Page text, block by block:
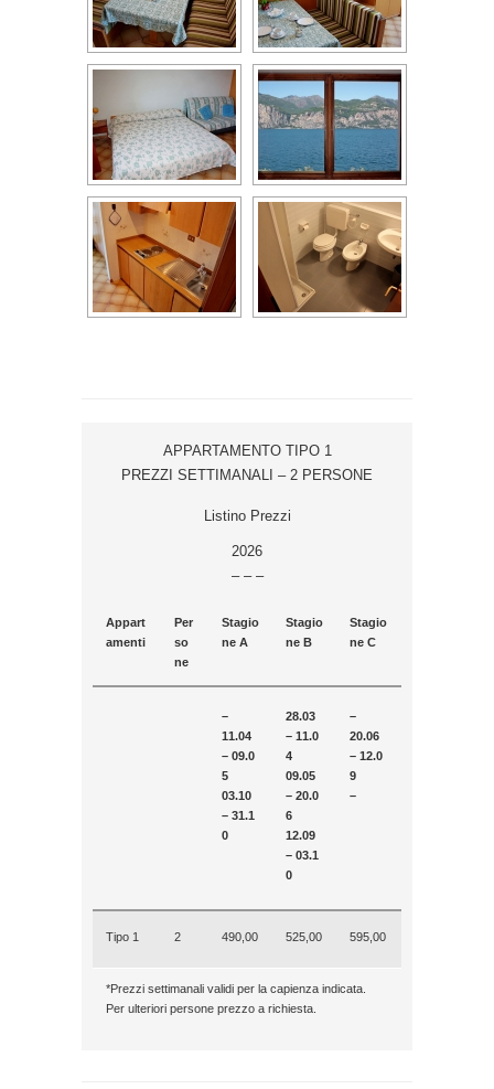
APPARTAMENTO TIPO 1
PREZZI SETTIMANALI – 2 PERSONE
Listino Prezzi
2026
– – –
Appart
amenti
Per
so
ne
Stagio
ne A
Stagio
ne B
Stagio
ne C
–
11.04
– 09.0
5
03.10
– 31.1
0
28.03
– 11.0
4
09.05
– 20.0
6
12.09
– 03.1
0
–
20.06
– 12.0
9
–
Tipo 1 2 490,00 525,00 595,00
*Prezzi settimanali validi per la capienza indicata.
Per ulteriori persone prezzo a richiesta.